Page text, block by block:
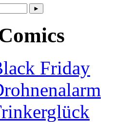
Friday